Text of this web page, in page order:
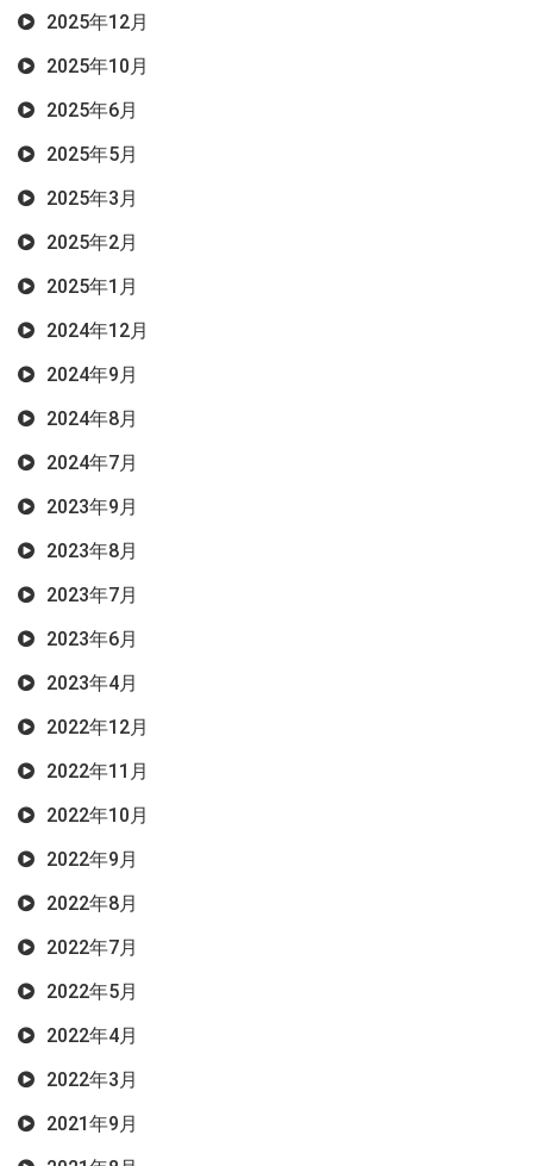
2025年12月
2025年10月
2025年6月
2025年5月
2025年3月
2025年2月
2025年1月
2024年12月
2024年9月
2024年8月
2024年7月
2023年9月
2023年8月
2023年7月
2023年6月
2023年4月
2022年12月
2022年11月
2022年10月
2022年9月
2022年8月
2022年7月
2022年5月
2022年4月
2022年3月
2021年9月